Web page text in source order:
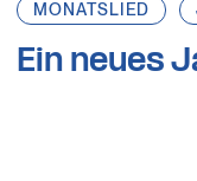
MONATSLIED
Ein neues